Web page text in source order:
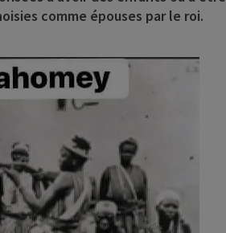
comme épouses par le roi.